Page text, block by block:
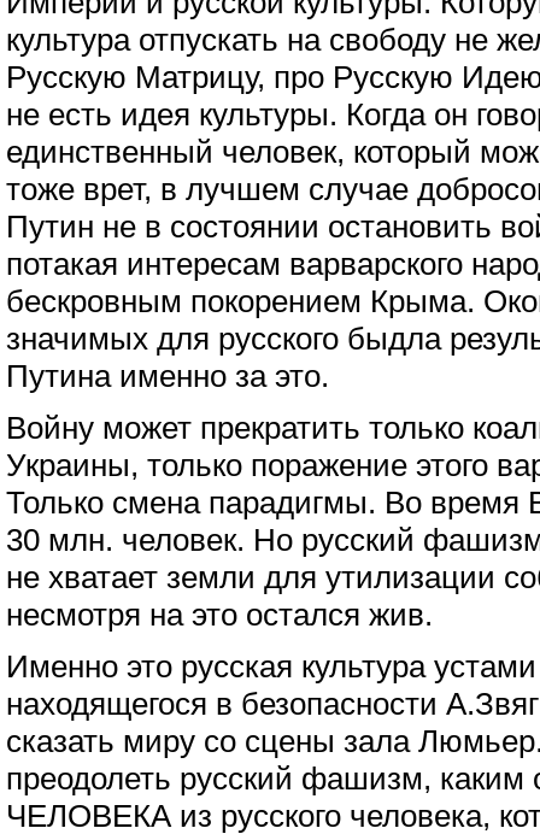
культура отпускать на свободу не
Русскую Матрицу, про Русскую
не есть идея культуры. Когда он
единственный человек, который
тоже врет, в лучшем случае
Путин не в состоянии остановить
потакая интересам варварского
бескровным покорением Крыма.
значимых для русского быдла
Путина именно за это.
Войну может прекратить только
Украины, только поражение этого
Только смена парадигмы. Во время
30 млн. человек. Но русский
не хватает земли для утилизации
несмотря на это остался жив.
Именно это русская культура
находящегося в безопасности
сказать миру со сцены зала
преодолеть русский фашизм,
ЧЕЛОВЕКА из русского человека,